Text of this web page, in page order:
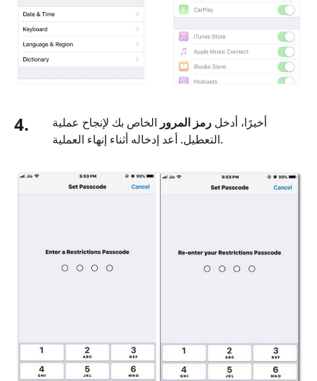
4. أخيرًا، أدخل رمز المرور الخاص بك لإنجاح عملية
التعطيل. أعد إدخاله أثناء إنهاء العملية.